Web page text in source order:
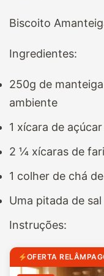
Biscoito
Ingredientes:
250g de
ambiente
1 xícara de
2 ¼ xícaras de
1 colher de chá
Uma pitada de sal
Instruções:
OFERTA